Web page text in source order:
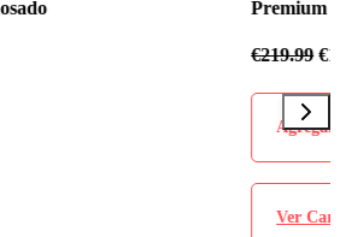
Coche Sienna | Azul Celeste